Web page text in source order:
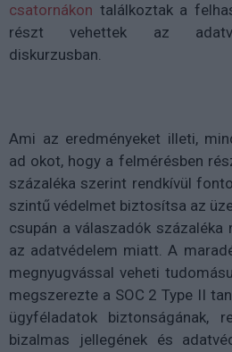
csatornákon találkoztak a
részt vehettek az
diskurzusban.
Ami az eredményeket illeti,
ad okot, hogy a felmérésben
százaléka szerint rendkívül
szintű védelmet biztosítsa az
csupán a válaszadók százaléka
az adatvédelem miatt. A
megnyugvással veheti
megszerezte a SOC 2 Type II
ügyféladatok biztonságának,
bizalmas jellegének és